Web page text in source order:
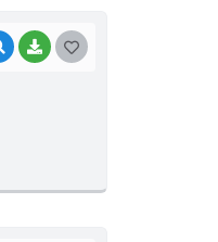
VISUALIZAR
BAIXAR